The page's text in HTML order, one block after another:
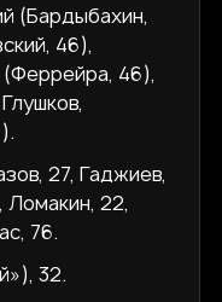
(Бардыбахин,
46),
46),
27, Гаджиев,
Ломакин, 22,
76.
32.